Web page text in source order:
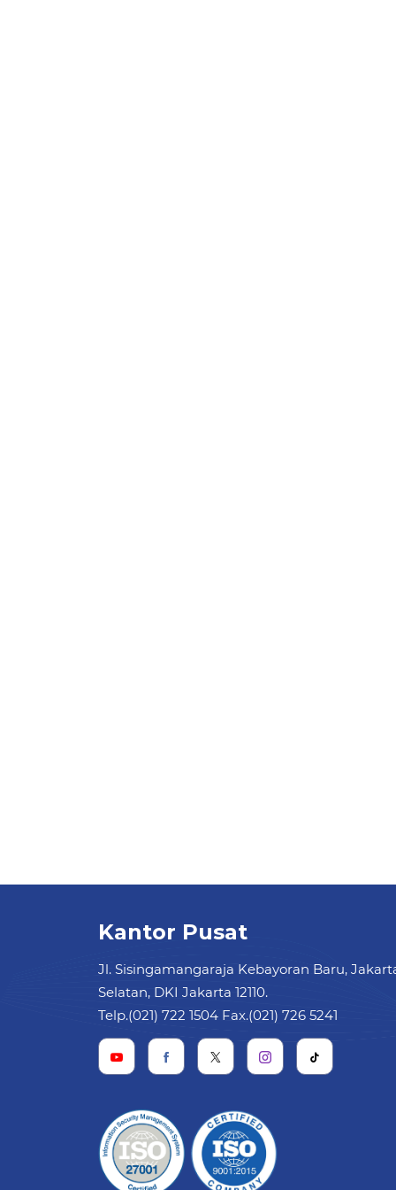
Kantor Pusat
Jl. Sisingamangaraja Kebayoran Baru,
Selatan, DKI Jakarta 12110.
Telp.(021) 722 1504 Fax.(021) 726 5241